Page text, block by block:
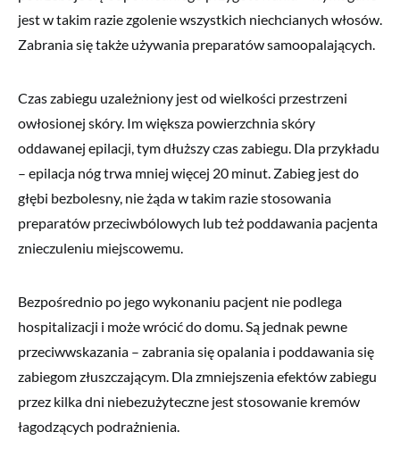
jest w takim razie zgolenie wszystkich niechcianych włosów.
Zabrania się także używania preparatów samoopalających.
Czas zabiegu uzależniony jest od wielkości przestrzeni
owłosionej skóry. Im większa powierzchnia skóry
oddawanej epilacji, tym dłuższy czas zabiegu. Dla przykładu
– epilacja nóg trwa mniej więcej 20 minut. Zabieg jest do
głębi bezbolesny, nie żąda w takim razie stosowania
preparatów przeciwbólowych lub też poddawania pacjenta
znieczuleniu miejscowemu.
Bezpośrednio po jego wykonaniu pacjent nie podlega
hospitalizacji i może wrócić do domu. Są jednak pewne
przeciwwskazania – zabrania się opalania i poddawania się
zabiegom złuszczającym. Dla zmniejszenia efektów zabiegu
przez kilka dni niebezużyteczne jest stosowanie kremów
łagodzących podrażnienia.